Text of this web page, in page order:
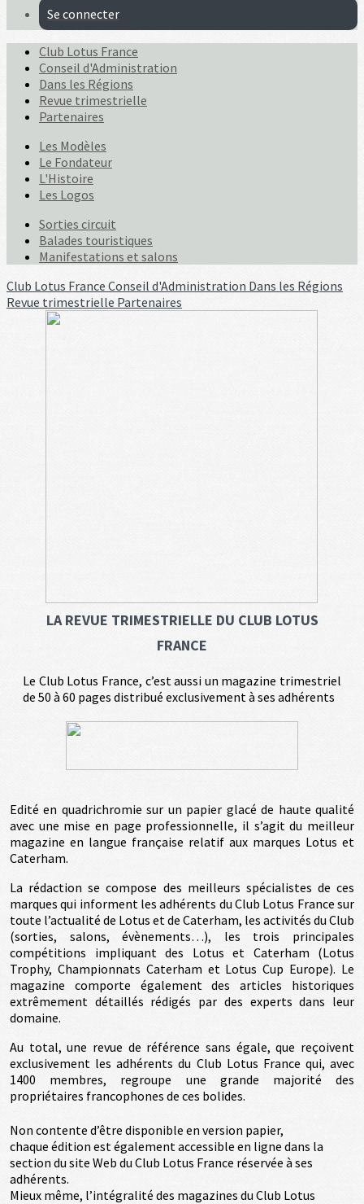
Se connecter
Club Lotus France
Conseil d'Administration
Dans les Régions
Revue trimestrielle
Partenaires
Les Modèles
Le Fondateur
L'Histoire
Les Logos
Sorties circuit
Balades touristiques
Manifestations et salons
Club Lotus France Conseil d'Administration Dans les Régions
Revue trimestrielle Partenaires
LA REVUE TRIMESTRIELLE DU CLUB LOTUS
FRANCE
Le Club Lotus France, c’est aussi un magazine trimestriel
de 50 à 60 pages distribué exclusivement à ses adhérents
Edité en quadrichromie sur un papier glacé de haute qualité
avec une mise en page professionnelle, il s’agit du meilleur
magazine en langue française relatif aux marques Lotus et
Caterham.
La rédaction se compose des meilleurs spécialistes de ces
marques qui informent les adhérents du Club Lotus France sur
toute l’actualité de Lotus et de Caterham, les activités du Club
(sorties, salons, évènements…), les trois principales
compétitions impliquant des Lotus et Caterham (Lotus
Trophy, Championnats Caterham et Lotus Cup Europe). Le
magazine comporte également des articles historiques
extrêmement détaillés rédigés par des experts dans leur
domaine.
Au total, une revue de référence sans égale, que reçoivent
exclusivement les adhérents du Club Lotus France qui, avec
1400 membres, regroupe une grande majorité des
propriétaires francophones de ces bolides.
Non contente d’être disponible en version papier,
chaque édition est également accessible en ligne dans la
section du site Web du Club Lotus France réservée à ses
adhérents.
Mieux même, l’intégralité des magazines du Club Lotus